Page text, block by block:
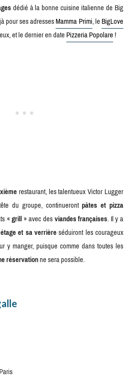
dédié à la bonne cuisine italienne de Big
pour ses adressesMamma Primi, leBigLove
et le dernier en datePizzeria Popolare!
restaurant, les talentueux Victor Lugger
du groupe, continuerontpâtes et pizza
«grill» avec desviandes françaises. Il y a
et sa verrièreséduiront les courageux
y manger, puisque comme dans toutes les
réservationne sera possible.